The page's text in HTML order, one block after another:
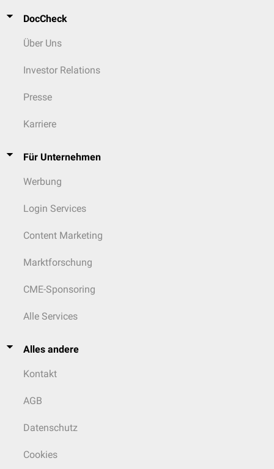
DocCheck
Über Uns
Investor Relations
Presse
Karriere
Für Unternehmen
Werbung
Login Services
Content Marketing
Marktforschung
CME-Sponsoring
Alle Services
Alles andere
Kontakt
AGB
Datenschutz
Cookies